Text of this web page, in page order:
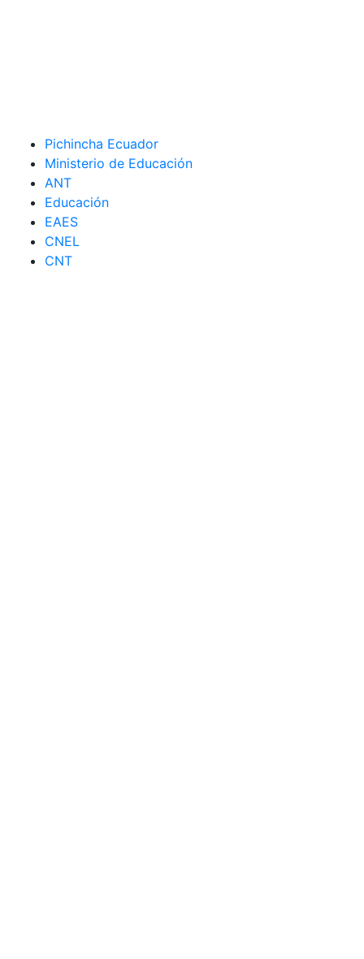
Pichincha Ecuador
Ministerio de Educación
ANT
Educación
EAES
CNEL
CNT